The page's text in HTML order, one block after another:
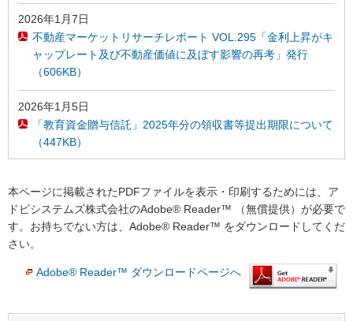
2026年1月7日
不動産マーケットリサーチレポート VOL.295「金利上昇がキ
ャップレート及び不動産価値に及ぼす影響の再考」発行
（606KB）
2026年1月5日
「教育資金贈与信託」2025年分の領収書等提出期限について
（447KB）
本ページに掲載されたPDFファイルを表示・印刷するためには、ア
ドビシステムズ株式会社のAdobe® Reader™ （無償提供）が必要で
す。お持ちでない方は、Adobe® Reader™ をダウンロードしてくだ
さい。
Adobe® Reader™ ダウンロードページへ